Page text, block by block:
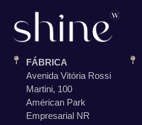
FÁBRICA
Avenida Vitória Rossi
Martini, 100
Américan Park
Empresarial NR